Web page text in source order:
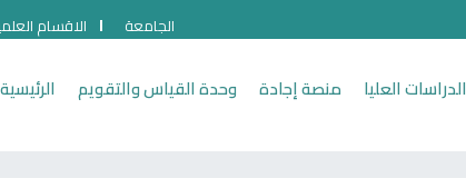
الجامعة الاقسام
الدراسات العليا منصة إجادة وحدة القياس والتقويم الرئيسية